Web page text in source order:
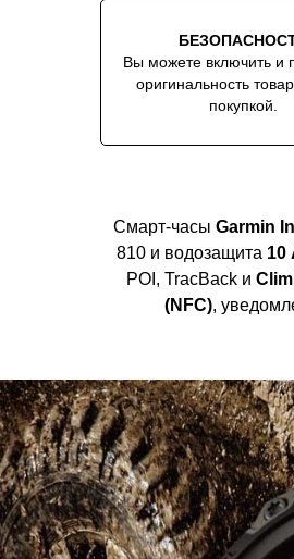
Вы можете включить и
оригинальность
покупкой.
Смарт-часы Garmin
810 и водозащита 10
POI, TracBack и
(NFC),